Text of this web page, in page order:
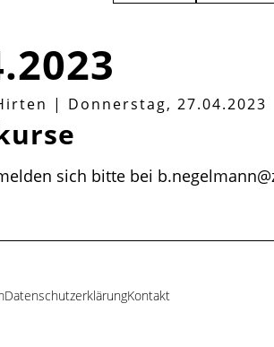
| Donnerstag, 27.04.2023
sich bitte bei
DatenschutzerklärungKontakt